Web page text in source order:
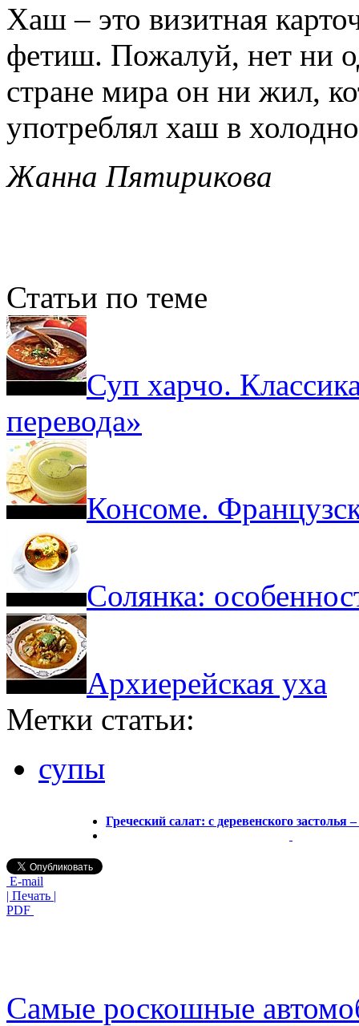
Хаш – это визитная
фетиш. Пожалуй, нет ни
стране мира он ни жил,
употреблял хаш в
Жанна Пятирикова
Статьи по теме
Суп харчо.
перевода»
Консоме.
Солянка:
Архиерейская уха
Метки статьи:
супы
Греческий салат: с деревенского застолья
E-mail
| Печать |
PDF
Самые роскошные